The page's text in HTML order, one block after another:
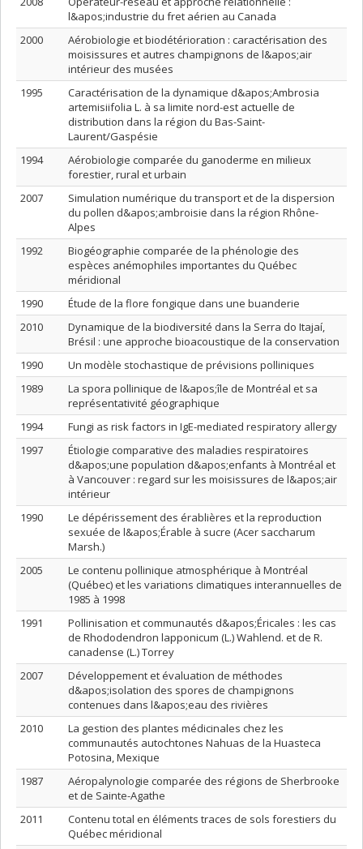
l&apos;industrie du fret aérien au Canada
2000
Aérobiologie et biodétérioration : caractérisation des
moisissures et autres champignons de l&apos;air
intérieur des musées
1995
Caractérisation de la dynamique d&apos;Ambrosia
artemisiifolia L. à sa limite nord-est actuelle de
distribution dans la région du Bas-Saint-
Laurent/Gaspésie
1994
Aérobiologie comparée du ganoderme en milieux
forestier, rural et urbain
2007
Simulation numérique du transport et de la dispersion
du pollen d&apos;ambroisie dans la région Rhône-
Alpes
1992
Biogéographie comparée de la phénologie des
espèces anémophiles importantes du Québec
méridional
1990
Étude de la flore fongique dans une buanderie
2010
Dynamique de la biodiversité dans la Serra do Itajaí,
Brésil : une approche bioacoustique de la conservation
1990
Un modèle stochastique de prévisions polliniques
1989
La spora pollinique de l&apos;île de Montréal et sa
représentativité géographique
1994
Fungi as risk factors in IgE-mediated respiratory allergy
1997
Étiologie comparative des maladies respiratoires
d&apos;une population d&apos;enfants à Montréal et
à Vancouver : regard sur les moisissures de l&apos;air
intérieur
1990
Le dépérissement des érablières et la reproduction
sexuée de l&apos;Érable à sucre (Acer saccharum
Marsh.)
2005
Le contenu pollinique atmosphérique à Montréal
(Québec) et les variations climatiques interannuelles de
1985 à 1998
1991
Pollinisation et communautés d&apos;Éricales : les cas
de Rhododendron lapponicum (L.) Wahlend. et de R.
canadense (L.) Torrey
2007
Développement et évaluation de méthodes
d&apos;isolation des spores de champignons
contenues dans l&apos;eau des rivières
2010
La gestion des plantes médicinales chez les
communautés autochtones Nahuas de la Huasteca
Potosina, Mexique
1987
Aéropalynologie comparée des régions de Sherbrooke
et de Sainte-Agathe
2011
Contenu total en éléments traces de sols forestiers du
Québec méridional